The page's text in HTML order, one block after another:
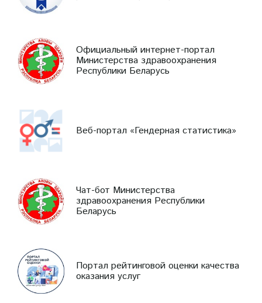
Официальный интернет-портал
Министерства здравоохранения
Республики Беларусь
Веб-портал «Гендерная статистика»
Чат-бот Министерства
здравоохранения Республики
Беларусь
Портал рейтинговой оценки качества
оказания услуг